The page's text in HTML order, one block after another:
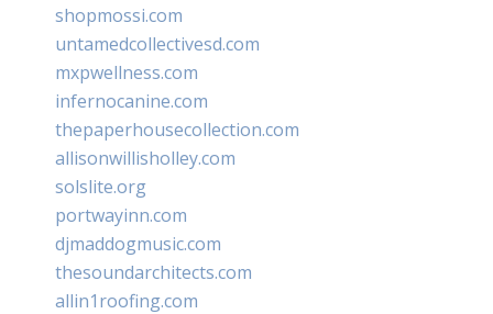
shopmossi.com
untamedcollectivesd.com
mxpwellness.com
infernocanine.com
thepaperhousecollection.com
allisonwillisholley.com
solslite.org
portwayinn.com
djmaddogmusic.com
thesoundarchitects.com
allin1roofing.com